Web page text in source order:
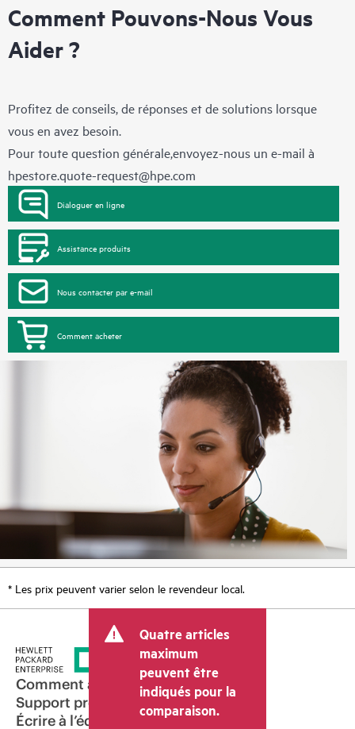
Comment Pouvons-Nous Vous
Aider ?
Profitez de conseils, de réponses et de solutions lorsque
vous en avez besoin.
Pour toute question générale,envoyez-nous un e-mail à
hpestore.quote-request@hpe.com
Dialoguer en ligne
Assistance produits
Nous contacter par e-mail
Comment acheter
* Les prix peuvent varier selon le revendeur local.
Quatre articles
maximum
peuvent être
indiqués pour la
comparaison.
Comment acheter
Support produit
Écrire à l’équipe commerciale